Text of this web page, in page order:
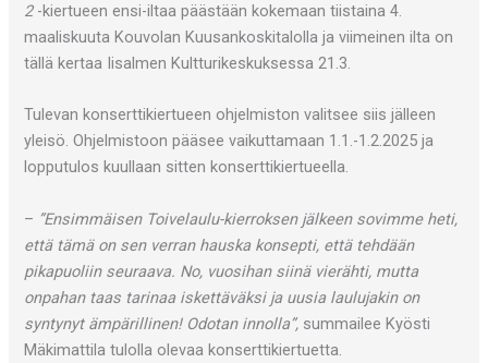
2-kiertueen ensi-iltaa päästään kokemaan tiistaina 4.
maaliskuuta Kouvolan Kuusankoskitalolla ja viimeinen ilta on
tällä kertaa Iisalmen Kultturikeskuksessa 21.3.
Tulevan konserttikiertueen ohjelmiston valitsee siis jälleen
yleisö. Ohjelmistoon pääsee vaikuttamaan 1.1.-1.2.2025 ja
lopputulos kuullaan sitten konserttikiertueella.
– ”Ensimmäisen Toivelaulu-kierroksen jälkeen sovimme heti,
että tämä on sen verran hauska konsepti, että tehdään
pikapuoliin seuraava. No, vuosihan siinä vierähti, mutta
onpahan taas tarinaa iskettäväksi ja uusia laulujakin on
syntynyt ämpärillinen! Odotan innolla”, summailee Kyösti
Mäkimattila tulolla olevaa konserttikiertuetta.